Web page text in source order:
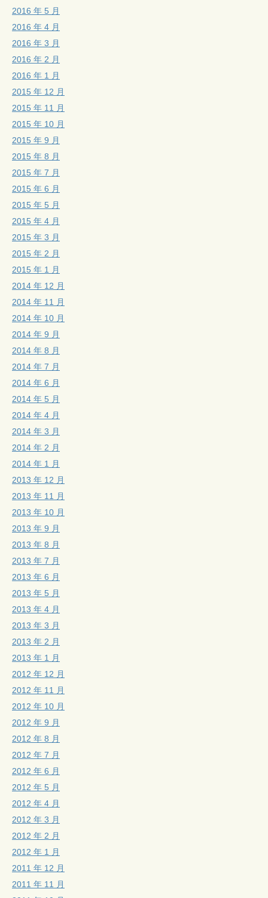
2016 年 5 月
2016 年 4 月
2016 年 3 月
2016 年 2 月
2016 年 1 月
2015 年 12 月
2015 年 11 月
2015 年 10 月
2015 年 9 月
2015 年 8 月
2015 年 7 月
2015 年 6 月
2015 年 5 月
2015 年 4 月
2015 年 3 月
2015 年 2 月
2015 年 1 月
2014 年 12 月
2014 年 11 月
2014 年 10 月
2014 年 9 月
2014 年 8 月
2014 年 7 月
2014 年 6 月
2014 年 5 月
2014 年 4 月
2014 年 3 月
2014 年 2 月
2014 年 1 月
2013 年 12 月
2013 年 11 月
2013 年 10 月
2013 年 9 月
2013 年 8 月
2013 年 7 月
2013 年 6 月
2013 年 5 月
2013 年 4 月
2013 年 3 月
2013 年 2 月
2013 年 1 月
2012 年 12 月
2012 年 11 月
2012 年 10 月
2012 年 9 月
2012 年 8 月
2012 年 7 月
2012 年 6 月
2012 年 5 月
2012 年 4 月
2012 年 3 月
2012 年 2 月
2012 年 1 月
2011 年 12 月
2011 年 11 月